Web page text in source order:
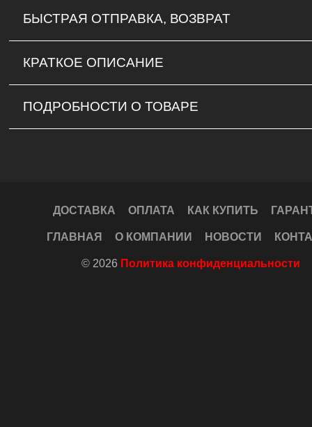
БЫСТРАЯ ОТПРАВКА, ВОЗВРАТ
КРАТКОЕ ОПИСАНИЕ
ПОДРОБНОСТИ О ТОВАРЕ
ДОСТАВКА ОПЛАТА КАК КУПИТЬ
ГЛАВНАЯ О КОМПАНИИ НОВОСТИ
© 2026 Политика конфиденциальности